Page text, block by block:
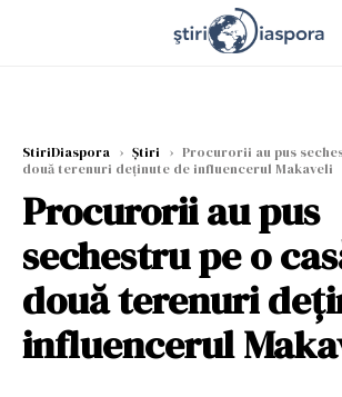
StiriDiaspora › Știri › Procurorii au pus
două terenuri deţinute de influencerul Makaveli
Procurorii au pus
sechestru pe o
două terenuri
influencerul